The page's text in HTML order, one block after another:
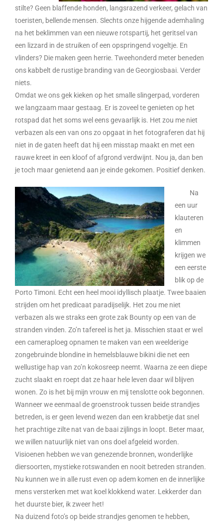
stilte? Geen blaffende honden, langsrazend verkeer, gelach van
toeristen, bellende mensen. Slechts onze hijgende ademhaling
na het beklimmen van een nieuwe rotspartij, het geritsel van
een lizzard in de struiken of een opspringend vogeltje. En
vlinders? Die maken geen herrie. Tweehonderd meter beneden
ons kabbelt de rustige branding van de Georgiosbaai. Verder
niets.
Omdat we ons gek kieken op het smalle slingerpad, vorderen
we langzaam maar gestaag. Er is zoveel te genieten op het
rotspad dat het soms wel eens gevaarlijk is. Het zou me niet
verbazen als een van ons zo opgaat in het fotograferen dat hij
niet in de gaten heeft dat hij een misstap maakt en met een
rauwe kreet in een kloof of afgrond verdwijnt. Nou ja, dan ben
je toch maar genietend aan je einde gekomen. Positief denken.
Na
een uur
klauteren
en
klimmen
krijgen we
een eerste
blik op de
Porto Timoni. Echt een heel mooi idyllisch plaatje. Twee baaien
strijden om het predicaat paradijselijk. Het zou me niet
verbazen als we straks een grote zak Bounty op een van de
stranden vinden. Zo’n tafereel is het ja. Misschien staat er wel
een cameraploeg opnamen te maken van een weelderige
zongebruinde blondine in hemelsblauwe bikini die net een
wellustige hap van zo’n kokosreep neemt. Waarna ze een diepe
zucht slaakt en roept dat ze haar hele leven daar wil blijven
wonen. Zo is het bij mijn vrouw en mij tenslotte ook begonnen.
Wanneer we eenmaal de groenstrook tussen beide strandjes
betreden, is er geen levend wezen dan een krabbetje dat snel
het prachtige zilte nat van de baai zijlings in loopt. Beter maar,
we willen natuurlijk niet van ons doel afgeleid worden.
Visioenen hebben we van genezende bronnen, wonderlijke
diersoorten, mystieke rotswanden en nooit betreden stranden.
Nu kunnen we in alle rust even op adem komen en de innerlijke
mens versterken met wat koel klokkend water. Lekkerder dan
het duurste bier, ik zweer het!
Na duizend foto’s op beide strandjes genomen te hebben,